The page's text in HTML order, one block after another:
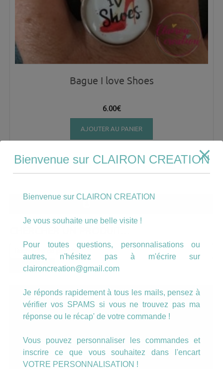
Bague I love Shoes
6.00€
AJOUTER AU PANIER
Recherche
pour :
Recherche
A LÀ UNE
Bienvenue sur CLAIRON CREATION
Bienvenue sur CLAIRON CREATION
Je vous souhaite une belle visite !
Pour toutes questions, personnalisations ou
autres, n'hésitez pas à m'écrire sur
claironcreation@gmail.com
Je réponds rapidement à tous les mails, pensez à
vérifier vos SPAMS si vous ne trouvez pas ma
réponse ou le récap' de votre commande !
Vous pouvez personnaliser les commandes et
inscrire ce que vous souhaitez dans l'encart
VOTRE PERSONNALISATION !